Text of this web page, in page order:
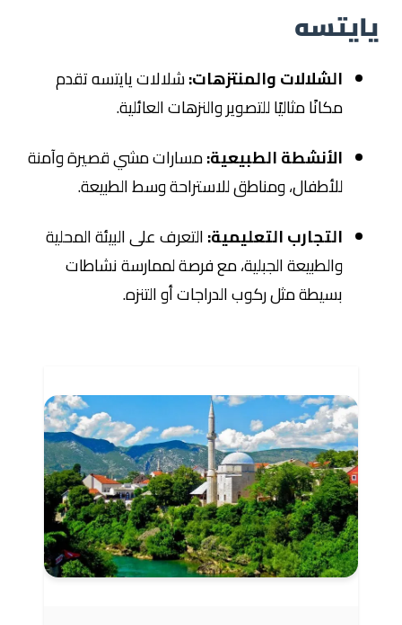
يايتسه
الشلالات والمنتزهات:شلالات يايتسه تقدم
مكانًا مثاليًا للتصوير والنزهات العائلية.
الأنشطة الطبيعية:مسارات مشي قصيرة وآمنة
للأطفال، ومناطق للاستراحة وسط الطبيعة.
التجارب التعليمية:التعرف على البيئة المحلية
والطبيعة الجبلية، مع فرصة لممارسة نشاطات
بسيطة مثل ركوب الدراجات أو التنزه.